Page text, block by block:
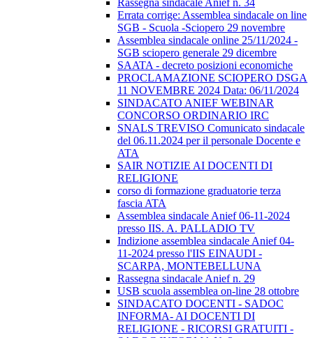
Rassegna sindacale Anief n. 34
Errata corrige: Assemblea sindacale on line
SGB - Scuola -Sciopero 29 novembre
Assemblea sindacale online 25/11/2024 -
SGB sciopero generale 29 dicembre
SAATA - decreto posizioni economiche
PROCLAMAZIONE SCIOPERO DSGA
11 NOVEMBRE 2024 Data: 06/11/2024
SINDACATO ANIEF WEBINAR
CONCORSO ORDINARIO IRC
SNALS TREVISO Comunicato sindacale
del 06.11.2024 per il personale Docente e
ATA
SAIR NOTIZIE AI DOCENTI DI
RELIGIONE
corso di formazione graduatorie terza
fascia ATA
Assemblea sindacale Anief 06-11-2024
presso IIS. A. PALLADIO TV
Indizione assemblea sindacale Anief 04-
11-2024 presso l'IIS EINAUDI -
SCARPA, MONTEBELLUNA
Rassegna sindacale Anief n. 29
USB scuola assemblea on-line 28 ottobre
SINDACATO DOCENTI - SADOC
INFORMA- AI DOCENTI DI
RELIGIONE - RICORSI GRATUITI -